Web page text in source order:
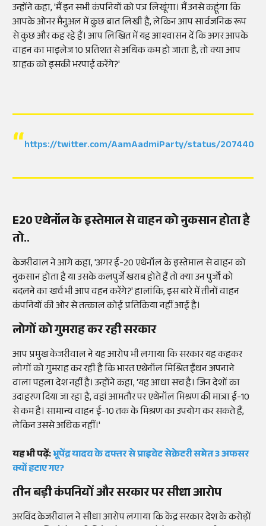
उन्होंने कहा, 'मैं इन सभी कंपनियों को पत्र लिखूंगा। मैं उनसे कहूंगा कि
आपके ओनर मैनुअल में कुछ बात लिखी है, लेकिन आप सार्वजनिक रूप
से कुछ और कह रहे हैं। आप लिखित में यह आश्वासन दें कि अगर आपके
वाहन का माइलेज 10 प्रतिशत से अधिक कम हो जाता है, तो क्या आप
ग्राहक को इसकी भरपाई करेंगे?'
https://twitter.com/AamAadmiParty/status/
E20 एथेनॉल के इस्तेमाल से वाहन को नुकसान होता है
तो..
केजरीवाल ने आगे कहा, 'अगर ई-20 एथेनॉल के इस्तेमाल से वाहन को
नुकसान होता है या उसके कलपुर्जे खराब होते हैं तो क्या उन पुर्जों को
बदलने का खर्च भी आप वहन करेंगे?' हालांकि, इस बारे में तीनों वाहन
कंपनियों की ओर से तत्काल कोई प्रतिक्रिया नहीं आई है।
लोगों को गुमराह कर रही सरकार
आप प्रमुख केजरीवाल ने यह आरोप भी लगाया कि सरकार यह कहकर
लोगों को गुमराह कर रही है कि भारत एथेनॉल मिश्रित ईंधन अपनाने
वाला पहला देश नहीं है। उन्होंने कहा, 'यह आधा सच है। जिन देशों का
उदाहरण दिया जा रहा है, वहां आमतौर पर एथेनॉल मिश्रण की मात्रा ई-10
से कम है। सामान्य वाहन ई-10 तक के मिश्रण का उपयोग कर सकते हैं,
लेकिन उससे अधिक नहीं।'
यह भी पढ़ें:भूपेंद्र यादव के दफ्तर से प्राइवेट सेक्रेटरी समेत 3 अफसर
क्यों हटाए गए?
तीन बड़ी कंपनियों और सरकार पर सीधा आरोप
अरविंद केजरीवाल ने सीधा आरोप लगाया कि केंद्र सरकार देश के करोड़ों